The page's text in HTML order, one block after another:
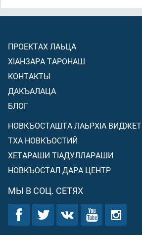
ПРОЕКТАХ ЛАЬЦА
ХIАНЗАРА ТАРОНАШ
КОНТАКТЫ
ДАКЪАЛАЦА
БЛОГ
НОВКЪОСТАШТА ЛАЬРХIА ВИДЖЕТ
ТХА НОВКЪОСТИЙ
ХЕТАРАШИ ТIАДУЛЛАРАШИ
НОВКЪОСТАЛ ДАРА ЦЕНТР
МЫ В СОЦ. СЕТЯХ